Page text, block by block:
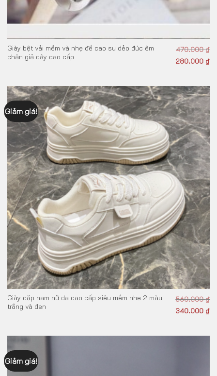
Giày bệt vải mềm và nhẹ đế cao su dẻo đúc êm
chân giả dây cao cấp
470.000₫
280.000 ₫
Giảm giá!
Giày cặp nam nữ da cao cấp siêu mềm nhẹ 2 màu
trắng và đen
560.000₫
340.000 ₫
Giảm giá!